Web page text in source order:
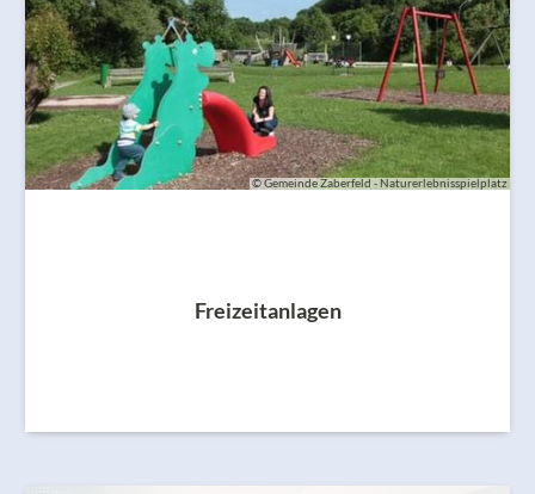
© Gemeinde Zaberfeld - Naturerlebnisspielplatz
Freizeitanlagen